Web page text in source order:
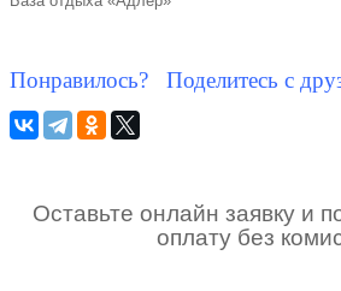
Понравилось? Поделитесь с
Оставьте онлайн заявку и
оплату без